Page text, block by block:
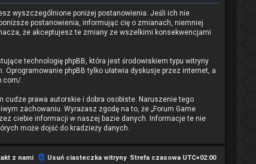
wyszczególnione poniżej postanowienia. Jeśli ich nie
postanowienia, informując cię o zmianach, niemniej
że akceptujesz te zmiany ze wszelkimi konsekwencjami
technologię phpBB, która jest środowiskiem typu witryny
. Oprogramowanie phpBB tylko ułatwia dyskusje przez internet, a
.
prawa autorskie i dobra osobiste. Naruszenie tego
zachowaniu. Wyrażasz zgodę na to, że „Forum Game
ciebie informacji w naszej bazie danych. Informacje te nie
może dojść do kradzieży danych.
Strefa czasowa UTC+02:00
Usuń ciasteczka witryny
z nami